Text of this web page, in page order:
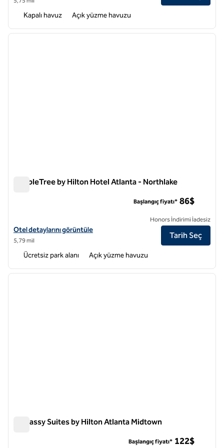
Kapalı havuz Açık yüzme havuzu
1 / 12
DoubleTree by Hilton Hotel Atlanta - Northlake
DoubleTree by Hilton Hotel Atlanta - Northlake için otel detaylarını
Otel detaylarını görüntüle
5,79 mil
Başlangıç fiyatı* 86$
Honors İndirimi İadesiz
Tarih Seç
Ücretsiz park alanı Açık yüzme havuzu
1 / 12
Embassy Suites by Hilton Atlanta Midtown
Başlangıç fiyatı* 122$